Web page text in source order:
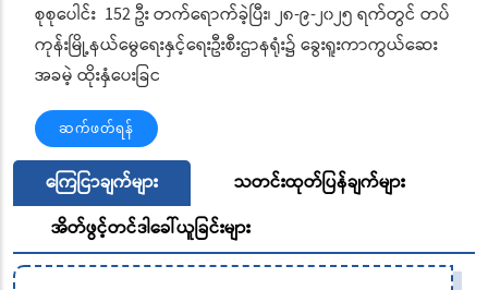
စုစုပေါင်း 152 ဦး တက်ရောက်ခဲ့ပြီး၊ ၂၈-၉-၂၀၂၅ ရက်တွင် တပ်
ကုန်းမြို့နယ်မွေရေးနှင့်ရေးဦးစီးဌာနရုံး၌ ခွေးရူးကာကွယ်ဆေး
အခမဲ့ ထိုးနှံပေးခြင
ဆက်ဖတ်ရန်
ကြေငြာချက်များ
သတင်းထုတ်ပြန်ချက်များ
အိတ်ဖွင့်တင်ဒါခေါ်ယူခြင်းများ